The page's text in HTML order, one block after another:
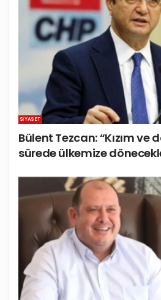
SIYASET
Bülent Tezcan: “Kızım ve
sürede ülkemize